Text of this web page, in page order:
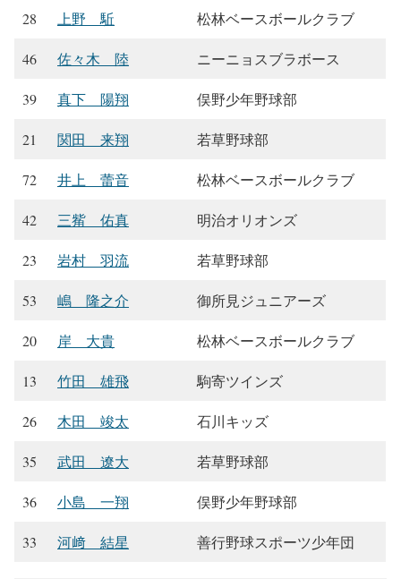
28 上野 駈 松林ベースボールクラブ
46 佐々木 陸 ニーニョスブラボース
39 真下 陽翔 俣野少年野球部
21 関田 来翔 若草野球部
72 井上 蕾音 松林ベースボールクラブ
42 三觜 佑真 明治オリオンズ
23 岩村 羽流 若草野球部
53 嶋 隆之介 御所見ジュニアーズ
20 岸 大貴 松林ベースボールクラブ
13 竹田 雄飛 駒寄ツインズ
26 木田 竣太 石川キッズ
35 武田 遼大 若草野球部
36 小島 一翔 俣野少年野球部
33 河﨑 結星 善行野球スポーツ少年団